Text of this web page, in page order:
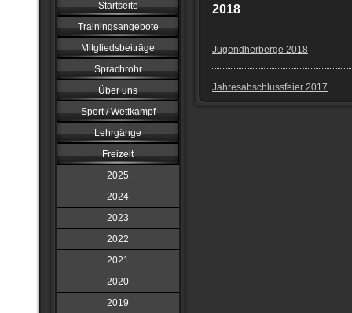
Startseite
Trainingsangebote
Mitgliedsbeiträge
Sprachrohr
Über uns
Sport / Wettkampf
Lehrgänge
Freizeit
2025
2024
2023
2022
2021
2020
2019
2018
Jugendherberge 2018
Jahresabschlussfeier 2017